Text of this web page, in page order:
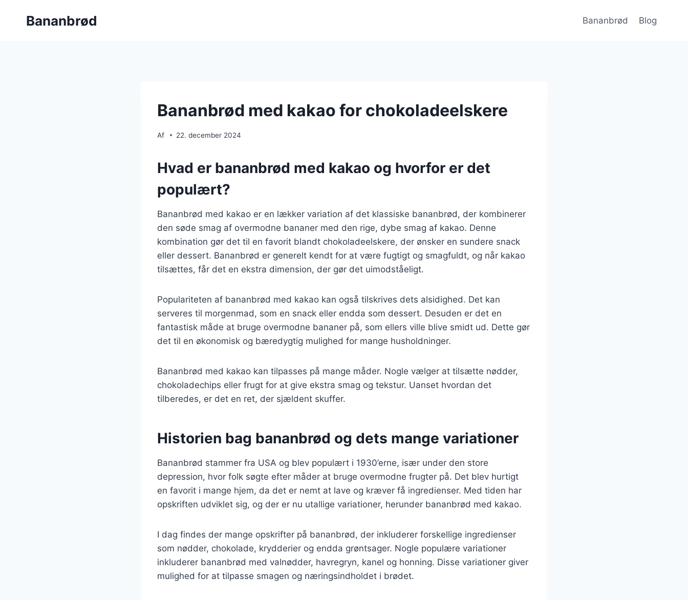
Bananbrød Bananbrød Blog
Bananbrød med kakao for chokoladeelskere
Af 22. december 2024
Hvad er bananbrød med kakao og hvorfor er det
populært?
Bananbrød med kakao er en lækker variation af det klassiske bananbrød, der kombinerer
den søde smag af overmodne bananer med den rige, dybe smag af kakao. Denne
kombination gør det til en favorit blandt chokoladeelskere, der ønsker en sundere snack
eller dessert. Bananbrød er generelt kendt for at være fugtigt og smagfuldt, og når kakao
tilsættes, får det en ekstra dimension, der gør det uimodståeligt.
Populariteten af bananbrød med kakao kan også tilskrives dets alsidighed. Det kan
serveres til morgenmad, som en snack eller endda som dessert. Desuden er det en
fantastisk måde at bruge overmodne bananer på, som ellers ville blive smidt ud. Dette gør
det til en økonomisk og bæredygtig mulighed for mange husholdninger.
Bananbrød med kakao kan tilpasses på mange måder. Nogle vælger at tilsætte nødder,
chokoladechips eller frugt for at give ekstra smag og tekstur. Uanset hvordan det
tilberedes, er det en ret, der sjældent skuffer.
Historien bag bananbrød og dets mange variationer
Bananbrød stammer fra USA og blev populært i 1930’erne, især under den store
depression, hvor folk søgte efter måder at bruge overmodne frugter på. Det blev hurtigt
en favorit i mange hjem, da det er nemt at lave og kræver få ingredienser. Med tiden har
opskriften udviklet sig, og der er nu utallige variationer, herunder bananbrød med kakao.
I dag findes der mange opskrifter på bananbrød, der inkluderer forskellige ingredienser
som nødder, chokolade, krydderier og endda grøntsager. Nogle populære variationer
inkluderer bananbrød med valnødder, havregryn, kanel og honning. Disse variationer giver
mulighed for at tilpasse smagen og næringsindholdet i brødet.